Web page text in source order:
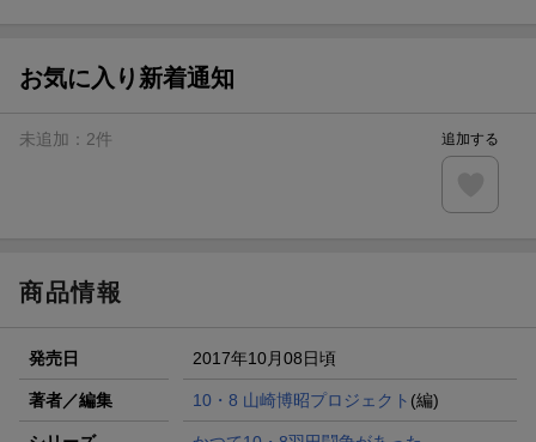
が当たる！
条件達成で楽天限定・宝塚歌劇 宙組貸切公演ペアチケット
エントリー＆条件達成で『鬼滅の刃』オリジナルきんちゃく
お気に入り新着通知
未追加： 2件 追加する
商品情報
発売日 2017年10月08日頃
著者／編集 10・8 山崎博昭プロジェクト (編)